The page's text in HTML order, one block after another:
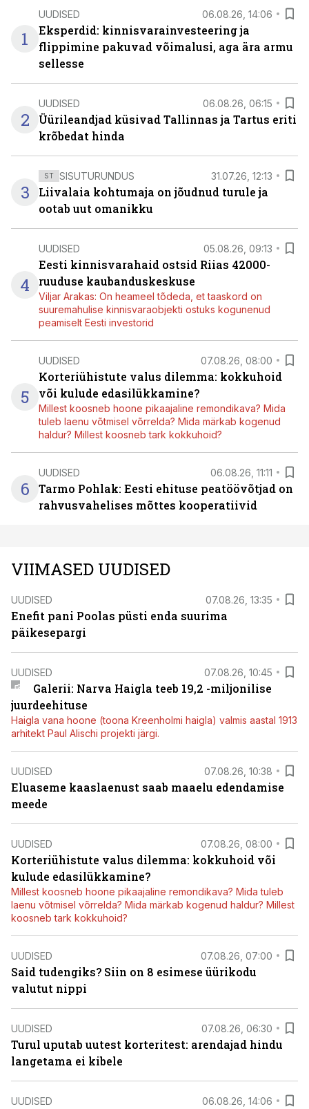
1
UUDISED 06.08.26, 14:06
Eksperdid: kinnisvarainvesteering ja
flippimine pakuvad võimalusi, aga ära armu
sellesse
2
UUDISED 06.08.26, 06:15
Üürileandjad küsivad Tallinnas ja Tartus eriti
krõbedat hinda
3
ST SISUTURUNDUS 31.07.26, 12:13
Liivalaia kohtumaja on jõudnud turule ja
ootab uut omanikku
4
UUDISED 05.08.26, 09:13
Eesti kinnisvarahaid ostsid Riias 42000-
ruuduse kaubanduskeskuse
Viljar Arakas: On heameel tõdeda, et taaskord on
suuremahulise kinnisvaraobjekti ostuks kogunenud
peamiselt Eesti investorid
5
UUDISED 07.08.26, 08:00
Korteriühistute valus dilemma: kokkuhoid
või kulude edasilükkamine?
Millest koosneb hoone pikaajaline remondikava? Mida
tuleb laenu võtmisel võrrelda? Mida märkab kogenud
haldur? Millest koosneb tark kokkuhoid?
6
UUDISED 06.08.26, 11:11
Tarmo Pohlak: Eesti ehituse peatöövõtjad on
rahvusvahelises mõttes kooperatiivid
VIIMASED UUDISED
UUDISED 07.08.26, 13:35
Enefit pani Poolas püsti enda suurima
päikesepargi
UUDISED 07.08.26, 10:45
Galerii: Narva Haigla teeb 19,2 -miljonilise
juurdeehituse
Haigla vana hoone (toona Kreenholmi haigla) valmis aastal 1913
arhitekt Paul Alischi projekti järgi.
UUDISED 07.08.26, 10:38
Eluaseme kaaslaenust saab maaelu edendamise
meede
UUDISED 07.08.26, 08:00
Korteriühistute valus dilemma: kokkuhoid või
kulude edasilükkamine?
Millest koosneb hoone pikaajaline remondikava? Mida tuleb
laenu võtmisel võrrelda? Mida märkab kogenud haldur? Millest
koosneb tark kokkuhoid?
UUDISED 07.08.26, 07:00
Said tudengiks? Siin on 8 esimese üürikodu
valutut nippi
UUDISED 07.08.26, 06:30
Turul uputab uutest korteritest: arendajad hindu
langetama ei kibele
UUDISED 06.08.26, 14:06